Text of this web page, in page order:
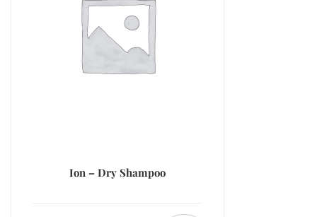
Ion – Dry Shampoo